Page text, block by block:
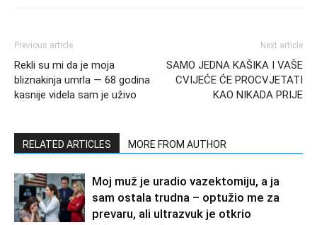
Previous article
Rekli su mi da je moja
bliznakinja umrla — 68 godina
kasnije videla sam je uživo
Next article
SAMO JEDNA KAŠIKA I VAŠE
CVIJEĆE ĆE PROCVJETATI
KAO NIKADA PRIJE
RELATED ARTICLES MORE FROM AUTHOR
Moj muž je uradio vazektomiju, a ja
sam ostala trudna – optužio me za
prevaru, ali ultrazvuk je otkrio